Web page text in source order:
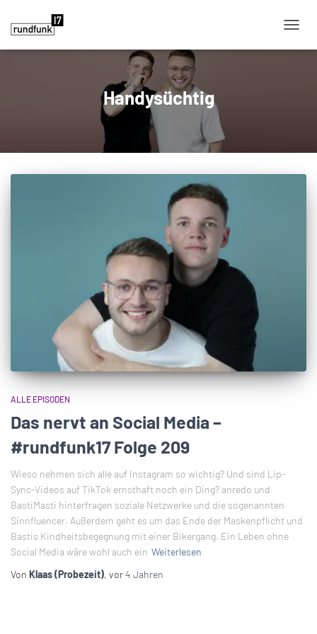
Handysüchtig
ALLE EPISODEN
Das nervt an Social Media –
#rundfunk17 Folge 209
Wieso nehmen sich alle auf Instagram so wichtig? Und sind Lip-
Sync-Videos auf TikTok ernsthaft noch ein Ding? anredo und
BastiMasti hinterfragen soziale Netzwerke und die sogenannten
Sinnfluencer. Außerdem geht es um das Ende der Maskenpflicht und
Bastis Kindheitsbegegnung mit einer Bikergang. Ein Leben ohne
Social Media wäre wohl auch ein Weiterlesen
Von Klaas (Probezeit), vor4 Jahren